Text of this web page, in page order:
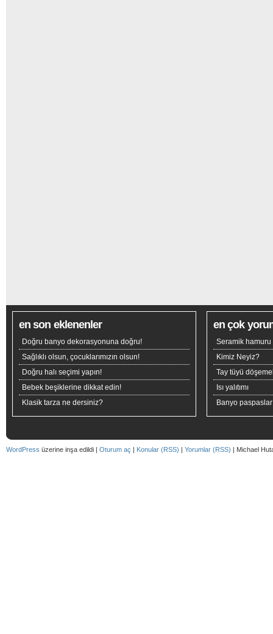
en son eklenenler
Doğru banyo dekorasyonuna doğru!
Sağlıklı olsun, çocuklarımızın olsun!
Doğru halı seçimi yapın!
Bebek beşiklerine dikkat edin!
Klasik tarza ne dersiniz?
en çok
Seramik hamuru
Kimiz Neyiz?
Tay tüyü
Isı yalıtımı
Banyo
WordPress üzerine inşa edildi | Oturum aç | Konular (RSS) | Yorumlar (RSS) | Michael